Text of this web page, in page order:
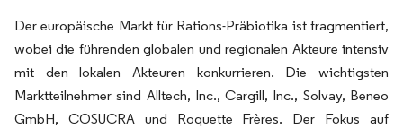
Der europäische Markt für Rations-Präbiotika ist fragmentiert,
wobei die führenden globalen und regionalen Akteure intensiv
mit den lokalen Akteuren konkurrieren. Die wichtigsten
Marktteilnehmer sind Alltech, Inc., Cargill, Inc., Solvay, Beneo
GmbH, COSUCRA und Roquette Frères. Der Fokus auf